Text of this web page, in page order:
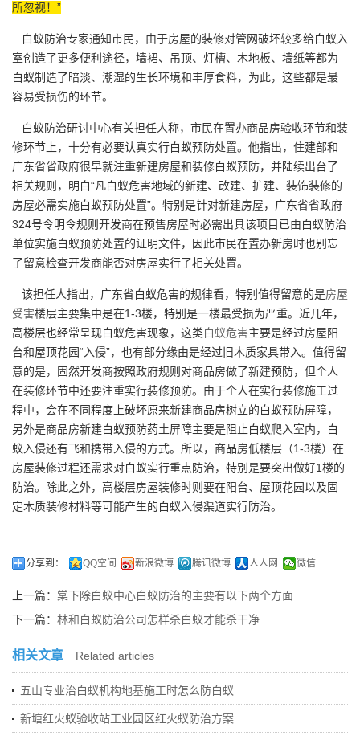
所忽视！”
白蚁防治专家通知市民，由于房屋的装修对管网破坏较多给白蚁入
室创造了更多便利途径，墙裙、吊顶、灯槽、木地板、墙纸等都为
白蚁制造了暗淡、潮湿的生长环境和丰厚食料，为此，这些都是最
容易受损伤的环节。
白蚁防治研讨中心有关担任人称，市民在置办商品房验收环节和装
修环节上，十分有必要认真实行白蚁预防处置。他指出，住建部和
广东省省政府很早就注重新建房屋和装修白蚁预防，并陆续出台了
相关规则，明白“凡白蚁危害地域的新建、改建、扩建、装饰装修的
房屋必需实施白蚁预防处置”。特别是针对新建房屋，广东省省政府
324号令明令规则开发商在预售房屋时必需出具该项目已由白蚁防治
单位实施白蚁预防处置的证明文件，因此市民在置办新房时也别忘
了留意检查开发商能否对房屋实行了相关处置。
该担任人指出，广东省白蚁危害的规律看，特别值得留意的是房屋
受害楼层主要集中是在1-3楼，特别是一楼最受损为严重。近几年，
高楼层也经常呈现白蚁危害现象，这类白蚁危害主要是经过房屋阳
台和屋顶花园“入侵”，也有部分缘由是经过旧木质家具带入。值得留
意的是，固然开发商按照政府规则对商品房做了新建预防，但个人
在装修环节中还要注重实行装修预防。由于个人在实行装修施工过
程中，会在不同程度上破坏原来新建商品房树立的白蚁预防屏障，
另外是商品房新建白蚁预防药土屏障主要是阻止白蚁爬入室内，白
蚁入侵还有飞和携带入侵的方式。所以，商品房低楼层（1-3楼）在
房屋装修过程还需求对白蚁实行重点防治，特别是要突出做好1楼的
防治。除此之外，高楼层房屋装修时则要在阳台、屋顶花园以及固
定木质装修材料等可能产生的白蚁入侵渠道实行防治。
分享到： QQ空间 新浪微博 腾讯微博 人人网 微信
上一篇： 棠下除白蚁中心白蚁防治的主要有以下两个方面
下一篇： 林和白蚁防治公司怎样杀白蚁才能杀干净
相关文章 Related articles
五山专业治白蚁机构地基施工时怎么防白蚁
新塘红火蚁验收站工业园区红火蚁防治方案